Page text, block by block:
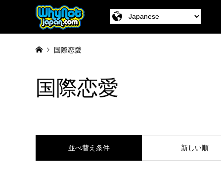
国際恋愛
国際恋愛
並べ替え条件 新しい順